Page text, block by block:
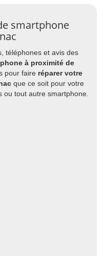
smartphone
téléphones et avis des
à proximité de
pour faire réparer votre
que ce soit pour votre
ou tout autre smartphone.